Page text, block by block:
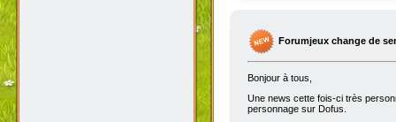
Forumjeux change de
Bonjour à tous,
Une news cette fois-ci très
personnage sur Dofus.